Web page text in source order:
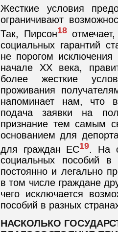
Жесткие условия
ограничивают
Так, Пирсон18отмечает,
социальных гарантий
не порогом
начале XX века,
более жесткие
проживания
напоминает нам, что
подача заявки на
признание тем самым
основанием для
для граждан ЕС19 . На
социальных пособий
постоянно и легально
в том числе граждане
чего исключается
пособий в разных
НАСКОЛЬКО